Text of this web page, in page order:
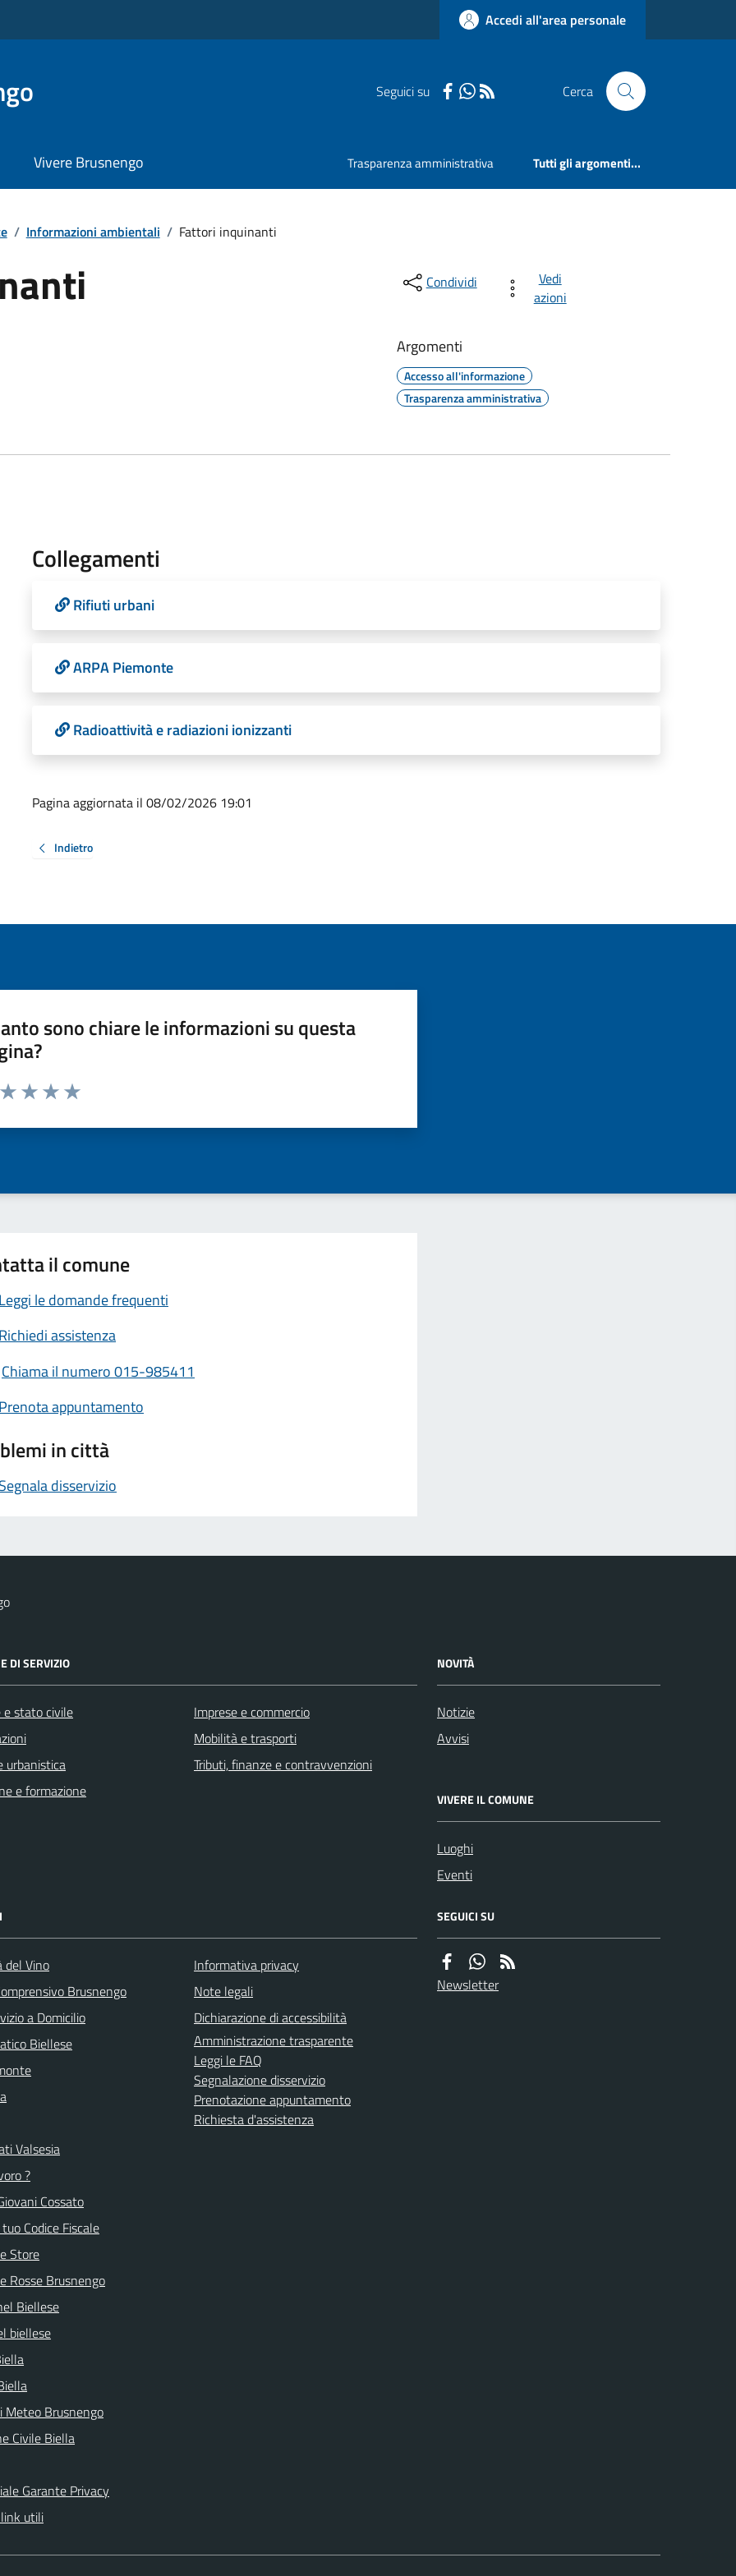
Accedi all'area personale
Seguici su Cerca
Vivere Brusnengo Trasparenza amministrativa Tutti gli argomenti...
/ Informazioni ambientali / Fattori inquinanti
Condividi
Vedi
azioni
Argomenti
Accesso all'informazione
Trasparenza amministrativa
Collegamenti
Rifiuti urbani
ARPA Piemonte
Radioattività e radiazioni ionizzanti
Pagina aggiornata il 08/02/2026 19:01
Indietro
sono chiare le informazioni su questa
da 1 a 5 stelle la pagina
il comune
Leggi le domande frequenti
Richiedi assistenza
Chiama il numero 015-985411
Prenota appuntamento
in città
Segnala disservizio
DI SERVIZIO
e stato civile
urbanistica
e formazione
Imprese e commercio
Mobilità e trasporti
Tributi, finanze e contravvenzioni
NOVITÀ
Notizie
Avvisi
VIVERE IL COMUNE
Luoghi
Eventi
del Vino
Brusnengo
a Domicilio
Biellese
Valsesia
?
Cossato
Codice Fiscale
Store
Rosse Brusnengo
Biellese
biellese
Meteo Brusnengo
Civile Biella
Garante Privacy
utili
Informativa privacy
Note legali
Dichiarazione di accessibilità
Amministrazione trasparente
Leggi le FAQ
Segnalazione disservizio
Prenotazione appuntamento
Richiesta d'assistenza
SEGUICI SU
Newsletter